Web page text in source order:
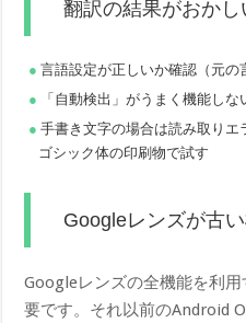
翻訳の結果がおかし
言語設定が正しいか確認（元の
「自動検出」がうまく機能し
手書き文字の場合は読み取りエ
ゴシック体の印刷物で試す
Googleレンズが古
Googleレンズの全機能を利
要です。それ以前のAndroid